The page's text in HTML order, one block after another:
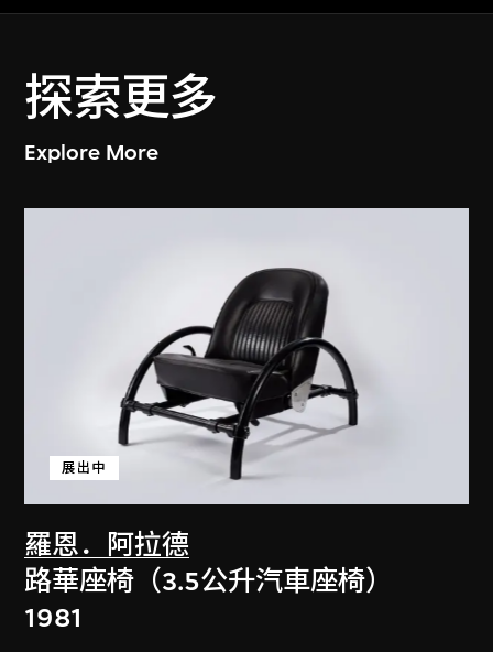
探索更多
Explore More
羅恩．阿拉德
展出中
路華座椅（3.5公升汽車座椅）
1981